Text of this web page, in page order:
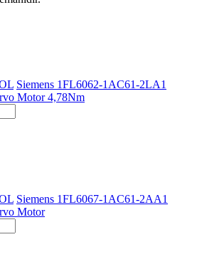
Siemens 1FL6062-1AC61-2LA1
Motor 4,78Nm
Siemens 1FL6067-1AC61-2AA1
Motor